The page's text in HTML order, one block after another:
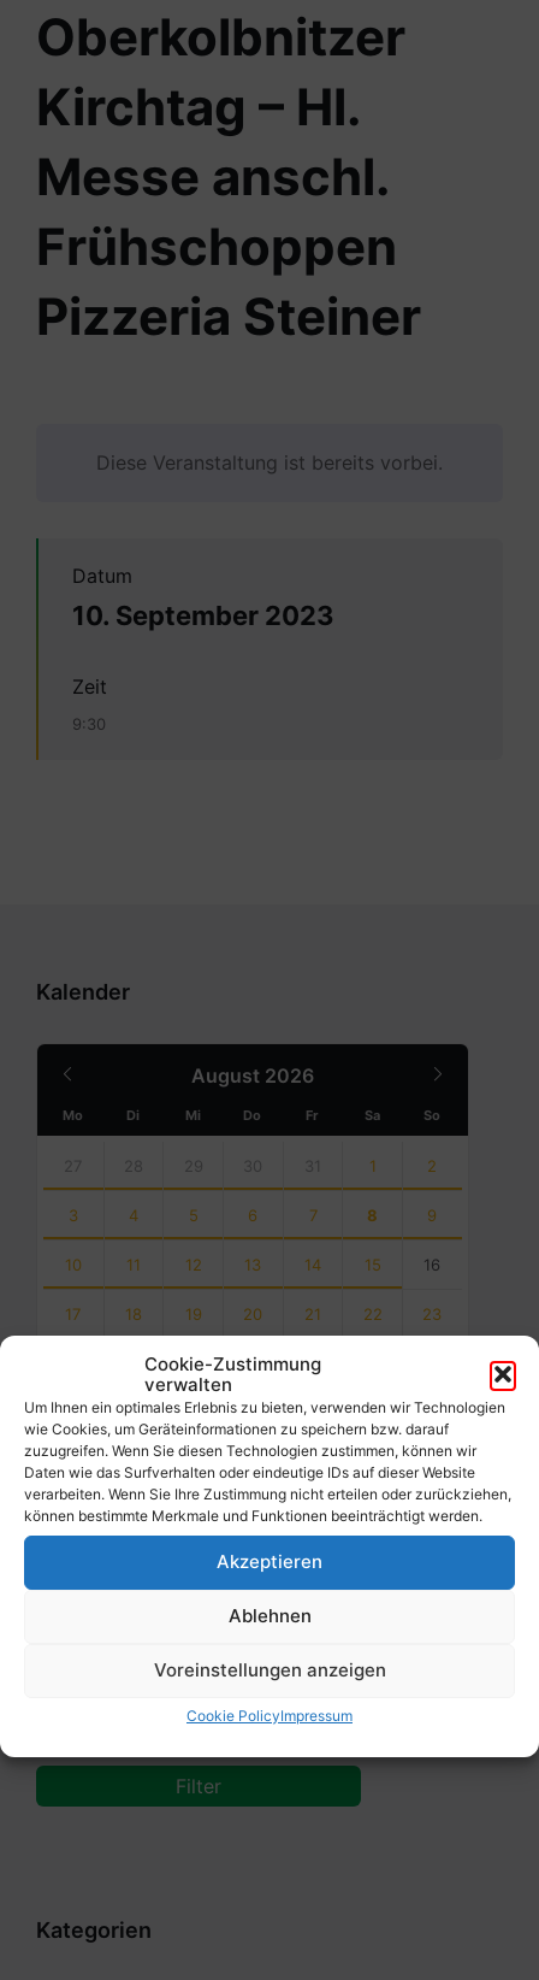
Cookie-Zustimmung
verwalten
Um Ihnen ein optimales Erlebnis zu bieten, verwenden wir Technologien
wie Cookies, um Geräteinformationen zu speichern bzw. darauf
zuzugreifen. Wenn Sie diesen Technologien zustimmen, können wir
Daten wie das Surfverhalten oder eindeutige IDs auf dieser Website
verarbeiten. Wenn Sie Ihre Zustimmung nicht erteilen oder zurückziehen,
können bestimmte Merkmale und Funktionen beeinträchtigt werden.
Akzeptieren
Ablehnen
Voreinstellungen anzeigen
Cookie PolicyImpressum
Oberkolbnitzer
Kirchtag – Hl.
Messe anschl.
Frühschoppen
Pizzeria Steiner
Diese Veranstaltung ist bereits vorbei.
Datum
10. September 2023
Zeit
9:30
Kalender
August 2026
Month
Mo Di Mi Do Fr Sa So
calendar
days
27 28 29 30 31 1 2
3 4 5 6 7 8 9
10 11 12 13 14 15 16
17 18 19 20 21 22 23
26 27 28
31 1 2 3 4 5 6
Back
to
calendar
days
Filter
Kategorien